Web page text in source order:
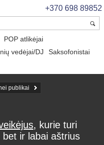
+370 698 89852
POP atlikėjai
vedėjai/DJ
Saksofonistai
publikai
, kurie turi
ir labai aštrius